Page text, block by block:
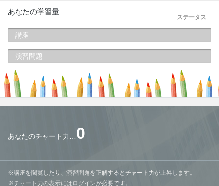
ステータス
あなたの学習量
講座
演習問題
あなたのチャート力…0
※講座を閲覧したり、演習問題を正解するとチャート力が上昇します。
※チャート力の表示には ログインが必要です。